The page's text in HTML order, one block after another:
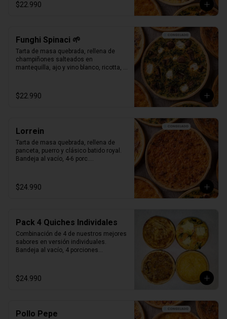
$22.990
Funghi Spinaci 🌱
Tarta de masa quebrada, rellena de
champiñones salteados en
mantequilla, ajo y vino blanco, ricotta,
Bandeja al vacío, 4-6 porc.
Producto Congelado ❄️
$22.990
Lorrein
Tarta de masa quebrada, rellena de
panceta, puerro y clásico batido royal.
Bandeja al vacío, 4-6 porc.
$24.990
Pack 4 Quiches Individales
Combinación de 4 de nuestros mejores
sabores en versión individuales.
Bandeja al vacío, 4 porciones
$24.990
Pollo Pepe